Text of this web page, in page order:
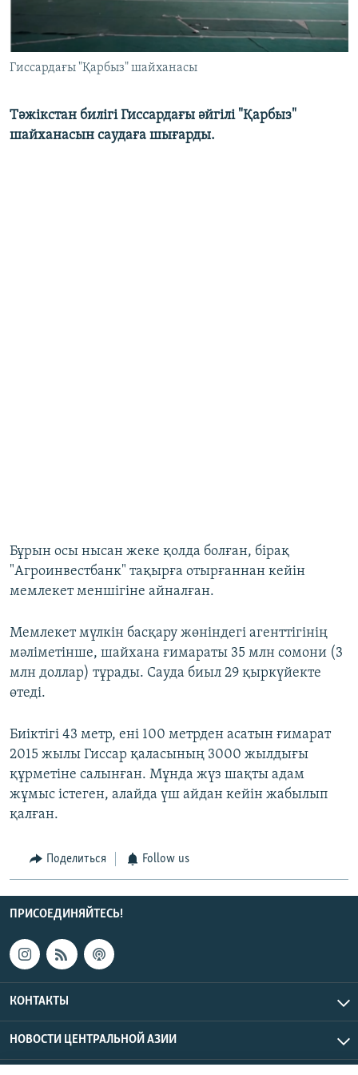
Гиссардағы "Қарбыз" шайханасы
Тәжікстан билігі Гиссардағы әйгілі "Қарбыз"
шайханасын саудаға шығарды.
Бұрын осы нысан жеке қолда болған, бірақ
"Агроинвестбанк" тақырға отырғаннан кейін
мемлекет меншігіне айналған.
Мемлекет мүлкін басқару жөніндегі агенттігінің
мәліметінше, шайхана ғимараты 35 млн сомони (3
млн доллар) тұрады. Сауда биыл 29 қыркүйекте
өтеді.
Биіктігі 43 метр, ені 100 метрден асатын ғимарат
2015 жылы Гиссар қаласының 3000 жылдығы
құрметіне салынған. Мұнда жүз шақты адам
жұмыс істеген, алайда үш айдан кейін жабылып
қалған.
Поделиться Follow us
ПРИСОЕДИНЯЙТЕСЬ!
КОНТАКТЫ
НОВОСТИ ЦЕНТРАЛЬНОЙ АЗИИ